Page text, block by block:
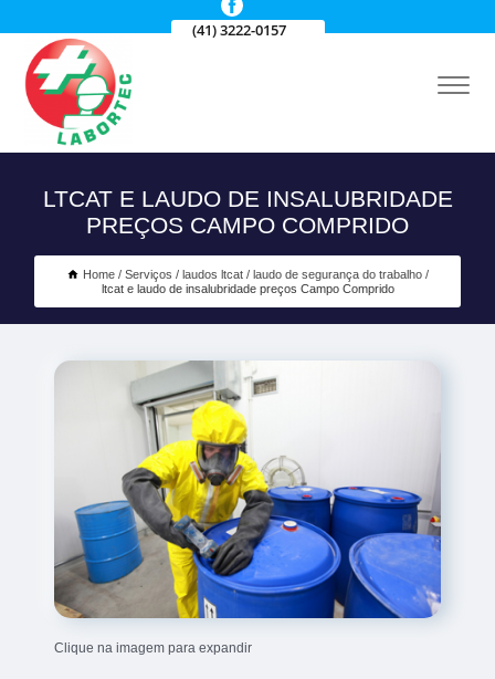
(41) 3222-0157
LTCAT E LAUDO DE INSALUBRIDADE
PREÇOS CAMPO COMPRIDO
Home Serviços laudos ltcat
laudo de segurança do trabalho
ltcat e laudo de insalubridade preços Campo Comprido
Clique na imagem para expandir